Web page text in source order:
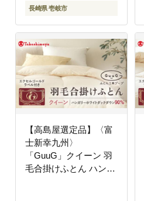
長崎県 壱岐市
【高島屋選定品】〈富
士新幸九州〉
「GuuG」クイーン 羽
毛合掛けふとん ハンガ